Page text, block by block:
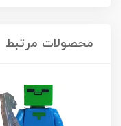
محصولات مرتبط